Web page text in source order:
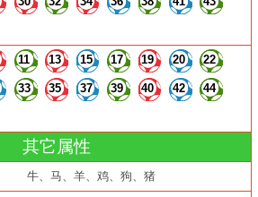
11 13 15 17 19 20 22
33 35 37 39 40 42 44
其它属性
牛、马、羊、鸡、狗、猪